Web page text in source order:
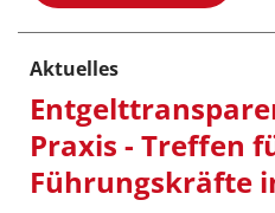
Aktuelles
Praxis - Treffen
Führungskräfte